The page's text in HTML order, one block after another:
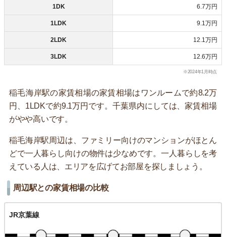
1DK 6.7万円
1LDK 9.1万円
2LDK 12.1万円
3LDK 12.6万円
※2024年1月時点
稲毛海岸駅の家賃相場の家賃相場はワンルームで約8.2万
円、1LDKで約9.1万円です。千葉県内にしては、家賃相場
がやや高いです。
稲毛海岸駅周辺は、ファミリー向けのマンションがほとん
どで一人暮らし向けの物件は少なめです。一人暮らしを考
えている人は、エリアを広げてお部屋を探しましょう。
周辺駅との家賃相場の比較
JR京葉線